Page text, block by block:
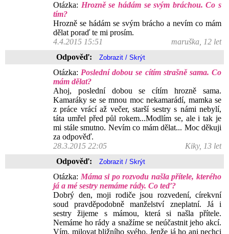
Otázka: Hrozně se hádám se svým bráchou. Co s
tím?
Hrozně se hádám se svým brácho a nevím co mám
dělat poraď te mi prosím.
4.4.2015 15:51
maruška, 12 let
Odpověď:
Otázka: Poslední dobou se cítím strašně sama. Co
mám dělat?
Ahoj, poslední dobou se cítím hrozně sama.
Kamaráky se se mnou moc nekamarádí, mamka se
z práce vrácí až večer, starší sestry s námi nebylí,
táta umřel před půl rokem...Modlím se, ale i tak je
mi stále smutno. Nevím co mám dělat... Moc děkuji
za odpověď.
28.3.2015 22:05
Kiky, 13 let
Odpověď:
Otázka: Máma si po rozvodu našla přítele, kterého
já a mé sestry nemáme rády. Co teď?
Dobrý den, moji rodiče jsou rozvedení, círekvní
soud pravděpodobně manželství zneplatní. Já i
sestry žijeme s mámou, která si našla přítele.
Nemáme ho rády a snažíme se neúčastnit jeho akcí.
Vím, milovat bližního svého. Jenže já ho ani nechci